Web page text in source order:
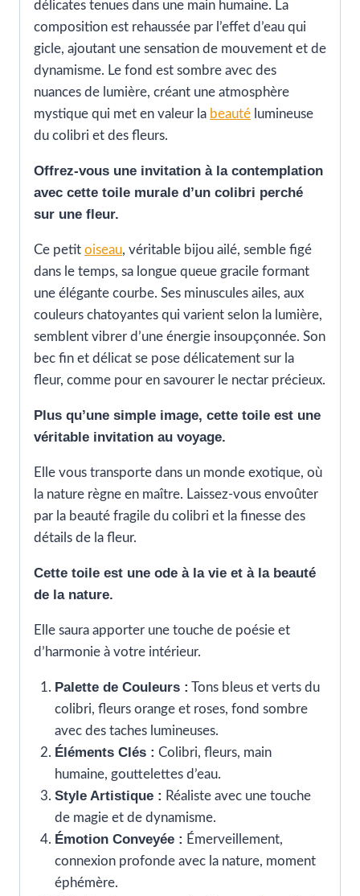
délicates tenues dans une main humaine. La
composition est rehaussée par l’effet d’eau qui
gicle, ajoutant une sensation de mouvement et de
dynamisme. Le fond est sombre avec des
nuances de lumière, créant une atmosphère
mystique qui met en valeur la beauté lumineuse
du colibri et des fleurs.
Offrez-vous une invitation à la contemplation
avec cette toile murale d’un colibri perché
sur une fleur.
Ce petit oiseau, véritable bijou ailé, semble figé
dans le temps, sa longue queue gracile formant
une élégante courbe. Ses minuscules ailes, aux
couleurs chatoyantes qui varient selon la lumière,
semblent vibrer d’une énergie insoupçonnée. Son
bec fin et délicat se pose délicatement sur la
fleur, comme pour en savourer le nectar précieux.
Plus qu’une simple image, cette toile est une
véritable invitation au voyage.
Elle vous transporte dans un monde exotique, où
la nature règne en maître. Laissez-vous envoûter
par la beauté fragile du colibri et la finesse des
détails de la fleur.
Cette toile est une ode à la vie et à la beauté
de la nature.
Elle saura apporter une touche de poésie et
d’harmonie à votre intérieur.
Palette de Couleurs : Tons bleus et verts du
colibri, fleurs orange et roses, fond sombre
avec des taches lumineuses.
Éléments Clés : Colibri, fleurs, main
humaine, gouttelettes d’eau.
Style Artistique : Réaliste avec une touche
de magie et de dynamisme.
Émotion Conveyée : Émerveillement,
connexion profonde avec la nature, moment
éphémère.